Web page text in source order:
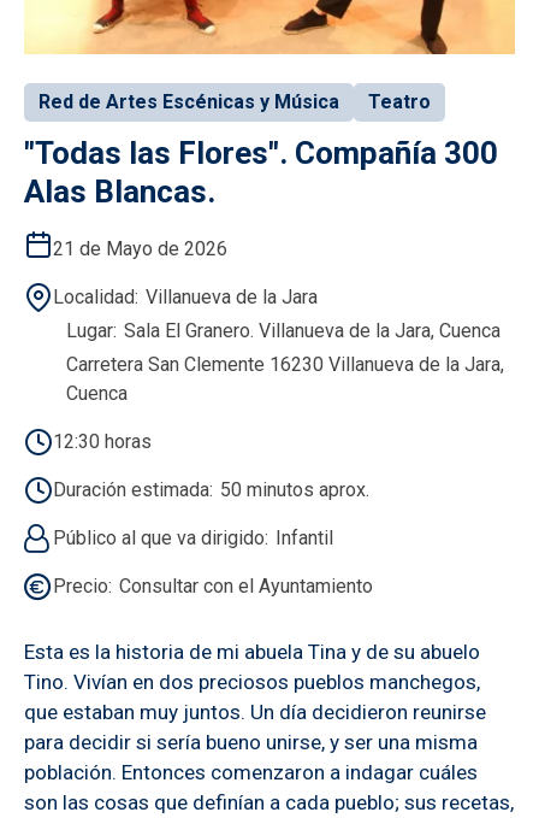
Red de Artes Escénicas y Música Teatro
"Todas las Flores". Compañía 300
Alas Blancas.
21 de Mayo de 2026
Localidad Villanueva de la Jara
Lugar Sala El Granero. Villanueva de la Jara, Cuenca
Carretera San Clemente 16230 Villanueva de la Jara,
Cuenca
12:30 horas
Duración estimada 50 minutos aprox.
Público al que va dirigido Infantil
Precio Consultar con el Ayuntamiento
Esta es la historia de mi abuela Tina y de su abuelo
Tino. Vivían en dos preciosos pueblos manchegos,
que estaban muy juntos. Un día decidieron reunirse
para decidir si sería bueno unirse, y ser una misma
población. Entonces comenzaron a indagar cuáles
son las cosas que definían a cada pueblo; sus recetas,